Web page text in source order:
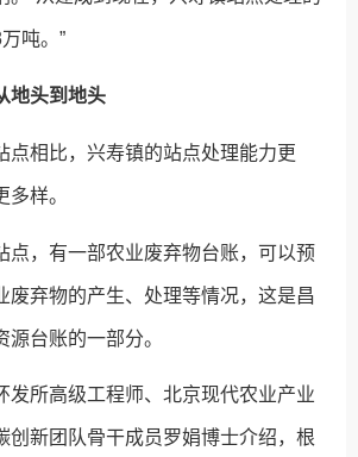
吨。”
地头到地头
点相比，兴寿镇的站点处理能力更
样。
点，有一部农业废弃物台账，可以预
废弃物的产生、处理等情况，这是昌
台账的一部分。
发所高级工程师、北京现代农业产业
创新团队骨干成员罗娟博士介绍，根